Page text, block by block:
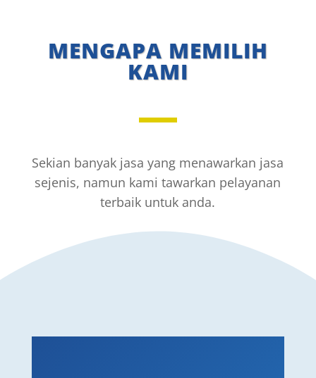
MENGAPA MEMILIH
KAMI
Sekian banyak jasa yang menawarkan jasa
sejenis, namun kami tawarkan pelayanan
terbaik untuk anda.